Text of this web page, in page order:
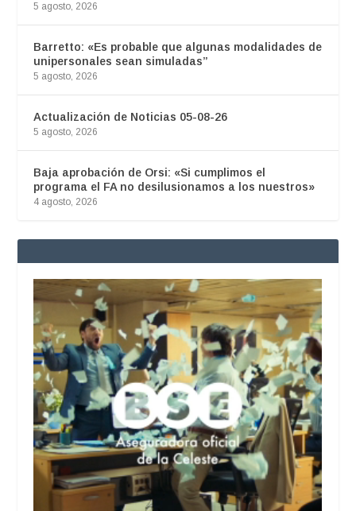
5 agosto, 2026
Barretto: «Es probable que algunas modalidades de
unipersonales sean simuladas”
5 agosto, 2026
Actualización de Noticias 05-08-26
5 agosto, 2026
Baja aprobación de Orsi: «Si cumplimos el
programa el FA no desilusionamos a los nuestros»
4 agosto, 2026